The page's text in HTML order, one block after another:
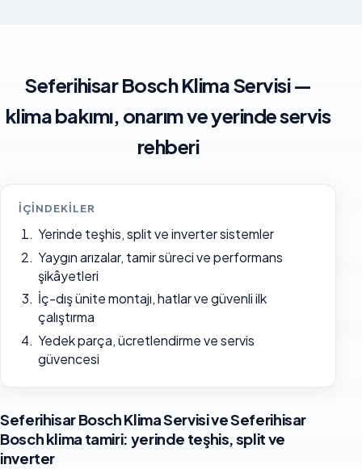
Seferihisar Bosch Klima Servisi —
klima bakımı, onarım ve yerinde servis
rehberi
İÇINDEKILER
Yerinde teşhis, split ve inverter sistemler
Yaygın arızalar, tamir süreci ve performans
şikâyetleri
İç-dış ünite montajı, hatlar ve güvenli ilk
çalıştırma
Yedek parça, ücretlendirme ve servis
güvencesi
Seferihisar Bosch Klima Servisi ve Seferihisar
Bosch klima tamiri: yerinde teşhis, split ve
inverter